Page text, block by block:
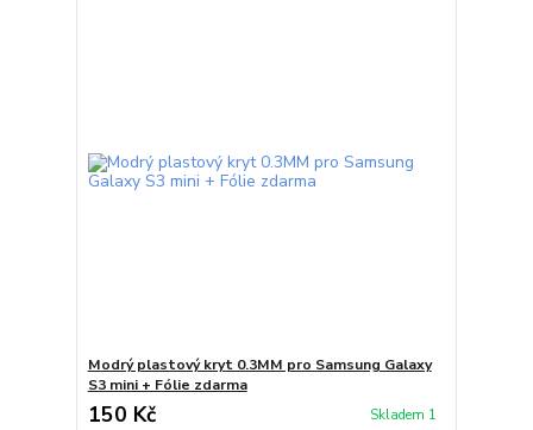
Modrý plastový kryt 0.3MM pro Samsung Galaxy
S3 mini + Fólie zdarma
150 Kč Skladem 1